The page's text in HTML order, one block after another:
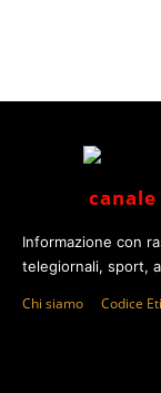
Informazione con
telegiornali, sport,
Chi siamo Codice